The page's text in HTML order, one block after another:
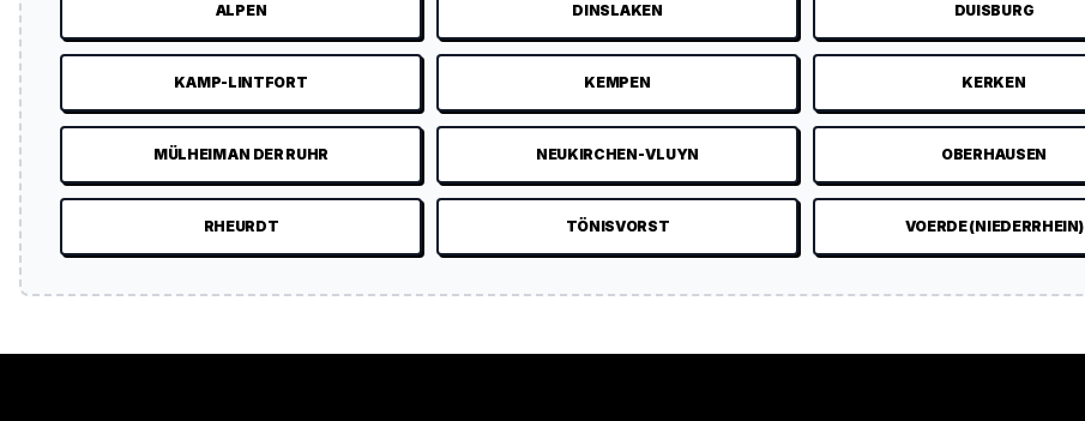
ALPEN DINSLAKEN DUISBURG
KAMP-LINTFORT KEMPEN KERKEN
MÜLHEIM AN DER RUHR NEUKIRCHEN-VLUYN OBERHAUSEN
RHEURDT TÖNISVORST VOERDE (NIEDERRHEIN)